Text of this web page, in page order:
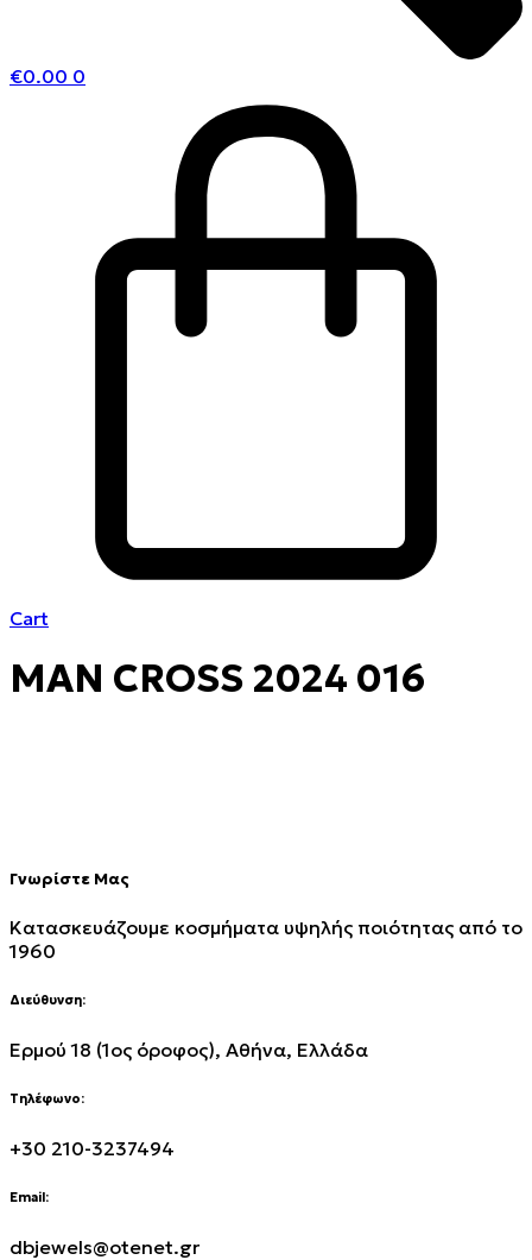
€0.00 0
Cart
MAN CROSS 2024 016
Γνωρίστε Μας
Κατασκευάζουμε κοσμήματα υψηλής ποιότητας από το
1960
Διεύθυνση:
Ερμού 18 (1ος όροφος), Αθήνα, Ελλάδα
Τηλέφωνο:
+30 210-3237494
Email:
dbjewels@otenet.gr